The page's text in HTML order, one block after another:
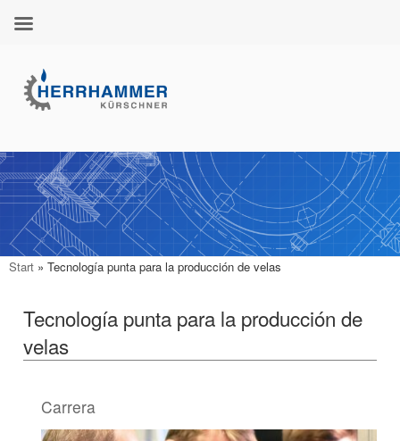
contenido
Start » Tecnología punta para la producción de velas
Tecnología punta para la producción de
velas
Carrera